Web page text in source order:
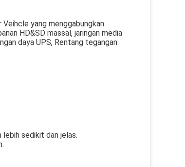
yang menggabungkan
HD&SD massal, jaringan media
daya UPS, Rentang tegangan
sedikit dan jelas.